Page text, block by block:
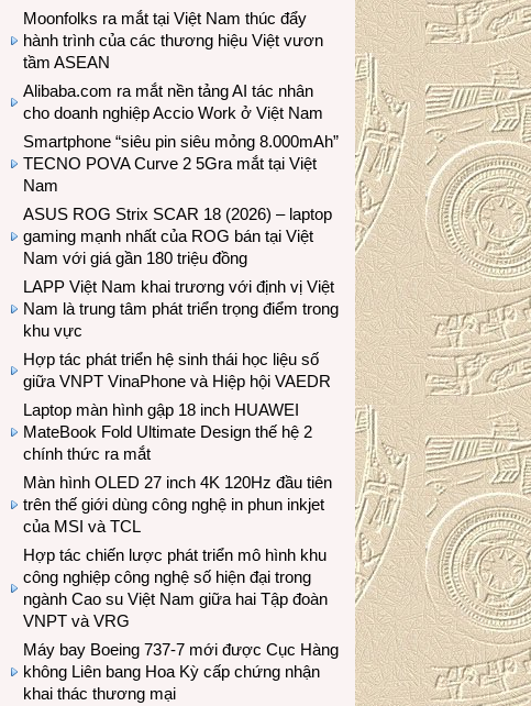
Moonfolks ra mắt tại Việt Nam thúc đẩy
hành trình của các thương hiệu Việt vươn
tầm ASEAN
Alibaba.com ra mắt nền tảng AI tác nhân
cho doanh nghiệp Accio Work ở Việt Nam
Smartphone “siêu pin siêu mỏng 8.000mAh”
TECNO POVA Curve 2 5Gra mắt tại Việt
Nam
ASUS ROG Strix SCAR 18 (2026) – laptop
gaming mạnh nhất của ROG bán tại Việt
Nam với giá gần 180 triệu đồng
LAPP Việt Nam khai trương với định vị Việt
Nam là trung tâm phát triển trọng điểm trong
khu vực
Hợp tác phát triển hệ sinh thái học liệu số
giữa VNPT VinaPhone và Hiệp hội VAEDR
Laptop màn hình gập 18 inch HUAWEI
MateBook Fold Ultimate Design thế hệ 2
chính thức ra mắt
Màn hình OLED 27 inch 4K 120Hz đầu tiên
trên thế giới dùng công nghệ in phun inkjet
của MSI và TCL
Hợp tác chiến lược phát triển mô hình khu
công nghiệp công nghệ số hiện đại trong
ngành Cao su Việt Nam giữa hai Tập đoàn
VNPT và VRG
Máy bay Boeing 737-7 mới được Cục Hàng
không Liên bang Hoa Kỳ cấp chứng nhận
khai thác thương mại